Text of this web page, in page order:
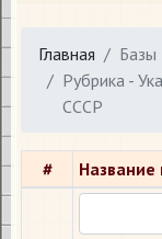
Главная Базы
Рубрика -
СССР
# Название